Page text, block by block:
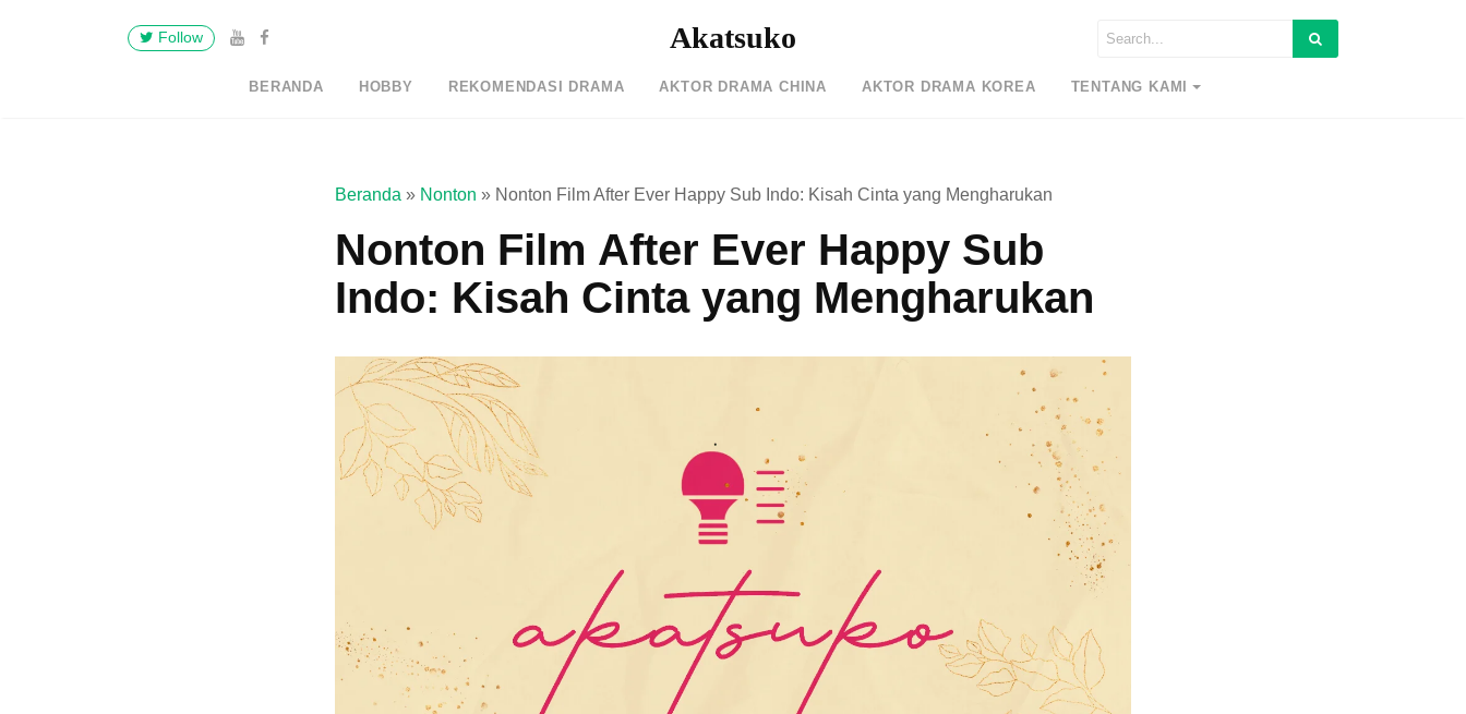
Follow Akatsuko
BERANDA HOBBY REKOMENDASI DRAMA AKTOR DRAMA CHINA AKTOR DRAMA KOREA TENTANG KAMI
Beranda » Nonton » Nonton Film After Ever Happy Sub Indo: Kisah Cinta yang Mengharukan
Nonton Film After Ever Happy Sub
Indo: Kisah Cinta yang Mengharukan